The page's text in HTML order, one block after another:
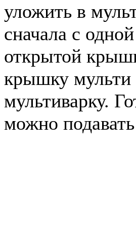
уложить в
сначала с
открытой
крышку
мультиварку.
можно